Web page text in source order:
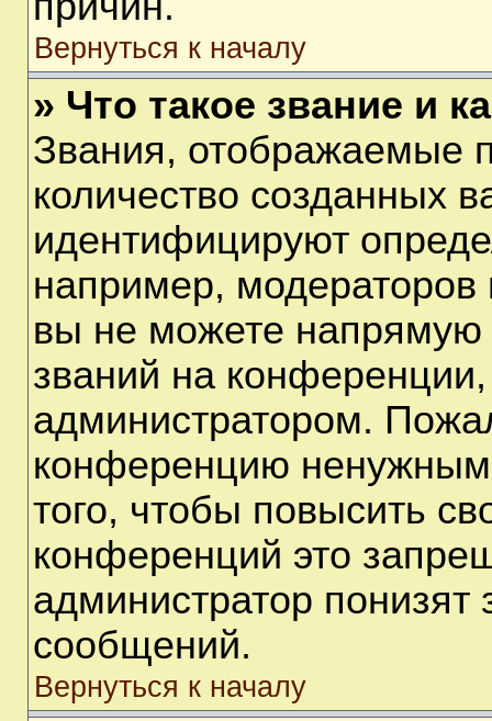
Вернуться к началу
» Что такое звание и
Звания, отображаемые
количество созданных
идентифицируют
например,
вы не можете напрямую
званий на
администратором.
конференцию
того, чтобы повысить
конференций это
администратор понизят
сообщений.
Вернуться к началу